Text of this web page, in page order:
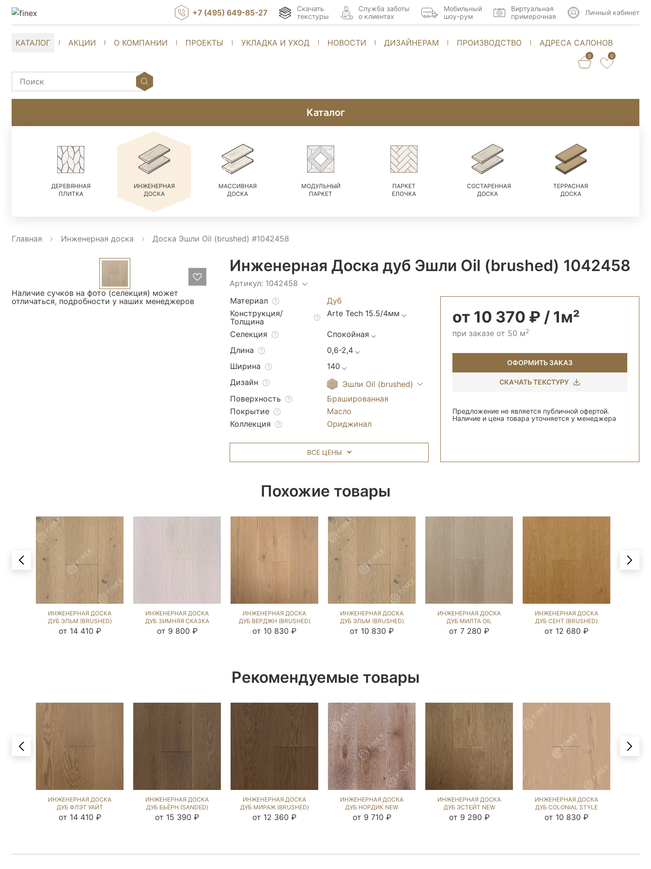
КАТАЛОГ АКЦИИ О КОМПАНИИ ПРОЕКТЫ УКЛАДКА И УХОД НОВОСТИ ДИЗАЙНЕРАМ ПРОИЗВОДСТВО АДРЕСА САЛОНОВ
0 0
+7 (495) 649-85-27
Скачать
текстуры
Cлужба заботы
о клиентах
Мобильный
шоу-рум
Виртуальная
примерочная
Личный кабинет
Каталог
ДЕРЕВЯННАЯ
ПЛИТКА
ИНЖЕНЕРНАЯ
ДОСКА
МАССИВНАЯ
ДОСКА
МОДУЛЬНЫЙ
ПАРКЕТ
ПАРКЕТ
ЕЛОЧКА
СОСТАРЕННАЯ
ДОСКА
ТЕРРАСНАЯ
ДОСКА
Главная Инженерная доска Доска Эшли Oil (brushed) #1042458
Наличие сучков на фото (селекция) может
отличаться, подробности у наших менеджеров
Инженерная Доска дуб Эшли Oil (brushed) 1042458
Артикул: 1042458
Материал
Дуб
Конструкция/
Толщина
Arte Tech 15.5/4мм
Селекция
Спокойная
Длина
0,6-2,4
Ширина
140
Дизайн
Эшли Oil (brushed)
Поверхность
Брашированная
Покрытие
Масло
Коллекция
Ориджинал
от 10 370 ₽ / 1м²
при заказе от 50 м2
ОФОРМИТЬ ЗАКАЗ
СКАЧАТЬ ТЕКСТУРУ
Предложение не является публичной офертой.
Наличие и цена товара уточняется у менеджера
ВСЕ ЦЕНЫ
Похожие товары
ИНЖЕНЕРНАЯ ДОСКА
ДУБ ЭЛЬМ (BRUSHED)
110313
от 14 410 ₽
ИНЖЕНЕРНАЯ ДОСКА
ДУБ ЗИМНЯЯ СКАЗКА
(SANDED) 202821
от 9 800 ₽
ИНЖЕНЕРНАЯ ДОСКА
ДУБ ВЕРДЖН (BRUSHED)
143856
от 10 830 ₽
ИНЖЕНЕРНАЯ ДОСКА
ДУБ ЭЛЬМ (BRUSHED)
143722
от 10 830 ₽
ИНЖЕНЕРНАЯ ДОСКА
ДУБ МИЛТА OIL
(BRUSHED) 143971
от 7 280 ₽
ИНЖЕНЕРНАЯ ДОСКА
ДУБ СЕНТ (BRUSHED)
1039003
от 12 680 ₽
Рекомендуемые товары
ИНЖЕНЕРНАЯ ДОСКА
ДУБ ФЛЭТ УАЙТ
(BRUSHED) 1040964
от 14 410 ₽
ИНЖЕНЕРНАЯ ДОСКА
ДУБ БЬЁРН (SANDED)
892746
от 15 390 ₽
ИНЖЕНЕРНАЯ ДОСКА
ДУБ МИРАЖ (BRUSHED)
135936
от 12 360 ₽
ИНЖЕНЕРНАЯ ДОСКА
ДУБ НОРДИК NEW
(BRUSHED) 143684
от 9 710 ₽
ИНЖЕНЕРНАЯ ДОСКА
ДУБ ЭСТЕЙТ NEW
(BRUSHED) 413082
от 9 290 ₽
ИНЖЕНЕРНАЯ ДОСКА
ДУБ COLONIAL STYLE
(SANDED) 143691
от 10 830 ₽